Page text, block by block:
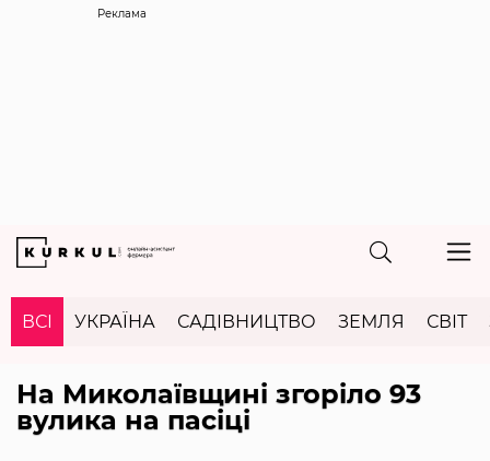
Реклама
ВСІ УКРАЇНА САДІВНИЦТВО ЗЕМЛЯ СВІТ
На Миколаївщині згоріло 93
вулика на пасіці